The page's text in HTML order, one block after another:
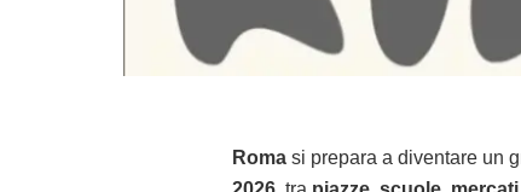
Roma si prepara a diventare un